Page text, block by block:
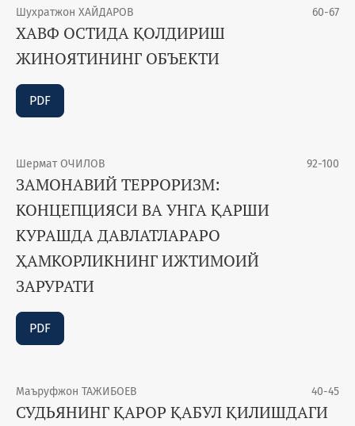
Шухратжон ХАЙДАРОВ 60-67
ХАВФ ОСТИДА ҚОЛДИРИШ
ЖИНОЯТИНИНГ ОБЪЕКТИ
PDF
Шермат ОЧИЛОВ 92-100
ЗАМОНАВИЙ ТЕРРОРИЗМ:
КОНЦЕПЦИЯСИ ВА УНГА ҚАРШИ
КУРАШДА ДАВЛАТЛАРАРО
ҲАМКОРЛИКНИНГ ИЖТИМОИЙ
ЗАРУРАТИ
PDF
Маъруфжон ТАЖИБОЕВ 40-45
СУДЬЯНИНГ ҚАРОР ҚАБУЛ ҚИЛИШДАГИ